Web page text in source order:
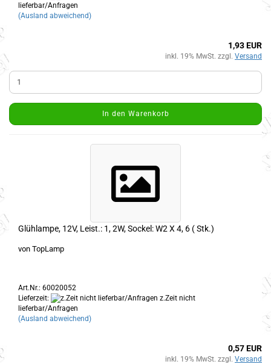
lieferbar/Anfragen
(Ausland abweichend)
1,93 EUR
inkl. 19% MwSt. zzgl. Versand
In den Warenkorb
Glühlampe, 12V, Leist.: 1, 2W, Sockel: W2 X 4, 6 ( Stk.)
von TopLamp
Art.Nr.: 60020052
Lieferzeit:
z.Zeit nicht
lieferbar/Anfragen
(Ausland abweichend)
0,57 EUR
inkl. 19% MwSt. zzgl. Versand